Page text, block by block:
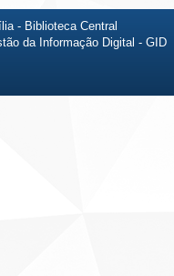
- Biblioteca Central
da Informação Digital - GID